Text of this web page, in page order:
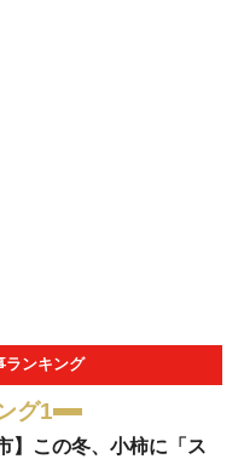
ランキング
グ1
】この冬、小柿に「ス